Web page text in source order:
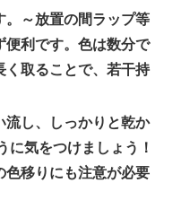
。～放置の間ラップ等
便利です。色は数分で
く取ることで、若干持
流し、しっかりと乾か
に気をつけましょう！
色移りにも注意が必要